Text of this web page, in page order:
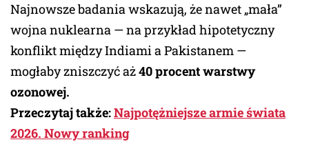
Najnowsze badania wskazują, że nawet „mała”
wojna nuklearna — na przykład hipotetyczny
konflikt między Indiami a Pakistanem —
mogłaby zniszczyć aż40 procent warstwy
ozonowej.
Przeczytaj także:Najpotężniejsze armie świata
2026. Nowy ranking